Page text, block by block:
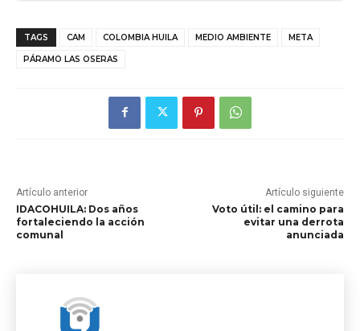
TAGS CAM COLOMBIA HUILA MEDIO AMBIENTE META
PÁRAMO LAS OSERAS
Artículo anterior
IDACOHUILA: Dos años
fortaleciendo la acción
comunal
Artículo siguiente
Voto útil: el camino para
evitar una derrota
anunciada